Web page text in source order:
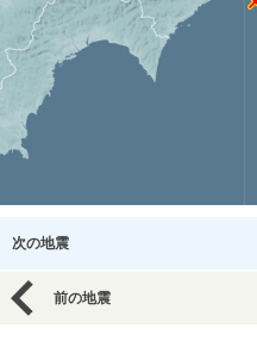
次の地震
前の地震